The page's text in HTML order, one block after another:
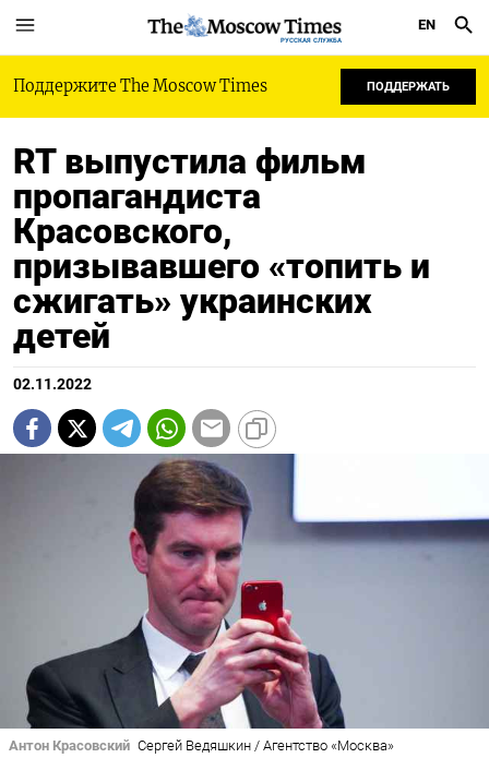
РУССКАЯ СЛУЖБА
EN
Поддержите The Moscow Times ПОДДЕРЖАТЬ
RT выпустила фильм
пропагандиста
Красовского,
призывавшего «топить и
сжигать» украинских
детей
02.11.2022
Антон Красовский Сергей Ведяшкин / Агентство «Москва»